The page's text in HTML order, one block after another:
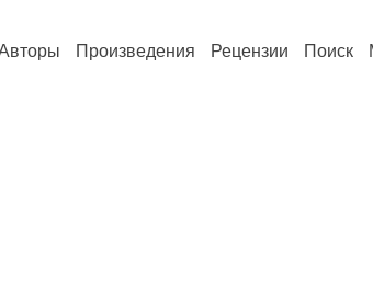
Произведения Рецензии Поиск